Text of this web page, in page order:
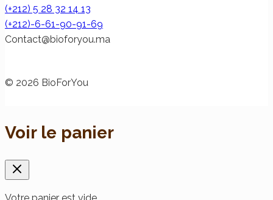
(+212) 5 28 32 14 13
(+212)-6-61-90-91-69
am.uoyrofoib
@tcatnoC
© 2026 BioForYou
Voir le panier